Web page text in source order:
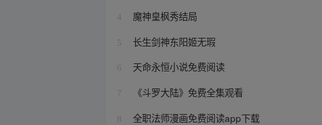
4 魔神皇枫秀结局
5 长生剑神东阳姬无瑕
6 天命永恒小说免费阅读
7 《斗罗大陆》免费全集观看
8 全职法师漫画免费阅读app下载